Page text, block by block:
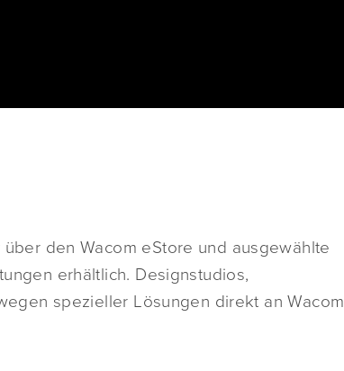
den Wacom eStore und ausgewählte
erhältlich. Designstudios,
spezieller Lösungen direkt an Wacom